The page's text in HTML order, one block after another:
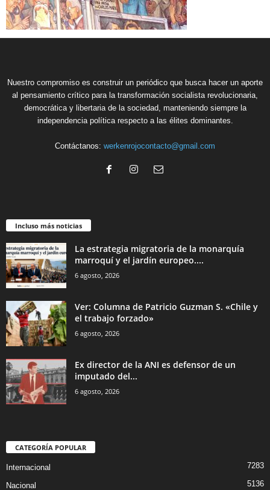
Nuestro compromiso es construir un periódico que busca hacer un aporte
al pensamiento crítico para la transformación socialista revolucionaria,
democrática y libertaria de la sociedad, manteniendo siempre la
independencia política respecto a las élites dominantes.
Contáctanos: werkenrojocontacto@gmail.com
Incluso más noticias
La estrategia migratoria de la monarquía
marroquí y el jardín europeo....
6 agosto, 2026
Ver: Columna de Patricio Guzman S. «Chile y
el trabajo forzado»
6 agosto, 2026
Ex director de la ANI es defensor de un
imputado del...
6 agosto, 2026
CATEGORÍA POPULAR
Internacional 7283
Nacional 5136